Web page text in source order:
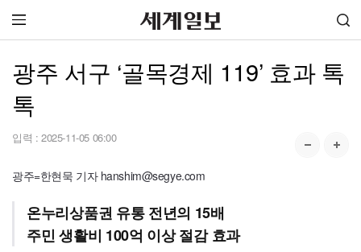
광주 서구 ‘골목경제 119’ 효과 톡
톡
입력 : 2025-11-05 06:00
광주=한현묵 기자 hanshim@segye.com
온누리상품권 유통 전년의 15배
주민 생활비 100억 이상 절감 효과